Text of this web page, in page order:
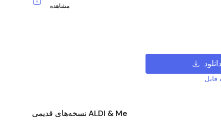
مشاهده
نسخه‌های قدیمی ALDI & Me